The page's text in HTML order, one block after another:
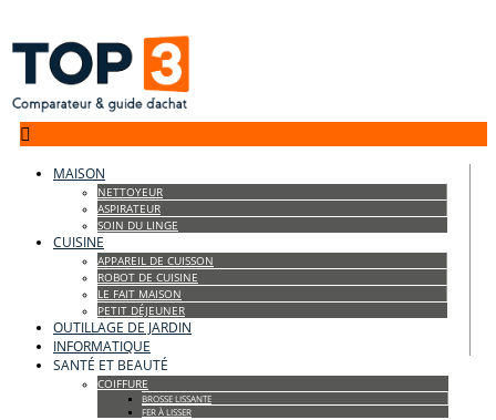

MAISON
NETTOYEUR
ASPIRATEUR
SOIN DU LINGE
CUISINE
APPAREIL DE CUISSON
ROBOT DE CUISINE
LE FAIT MAISON
PETIT DÉJEUNER
OUTILLAGE DE JARDIN
INFORMATIQUE
SANTÉ ET BEAUTÉ
COIFFURE
BROSSE LISSANTE
FER À LISSER